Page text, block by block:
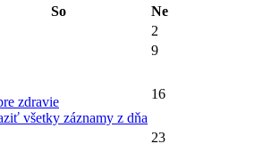
So
Ne
2
9
zdravie
všetky záznamy z dňa
16
23